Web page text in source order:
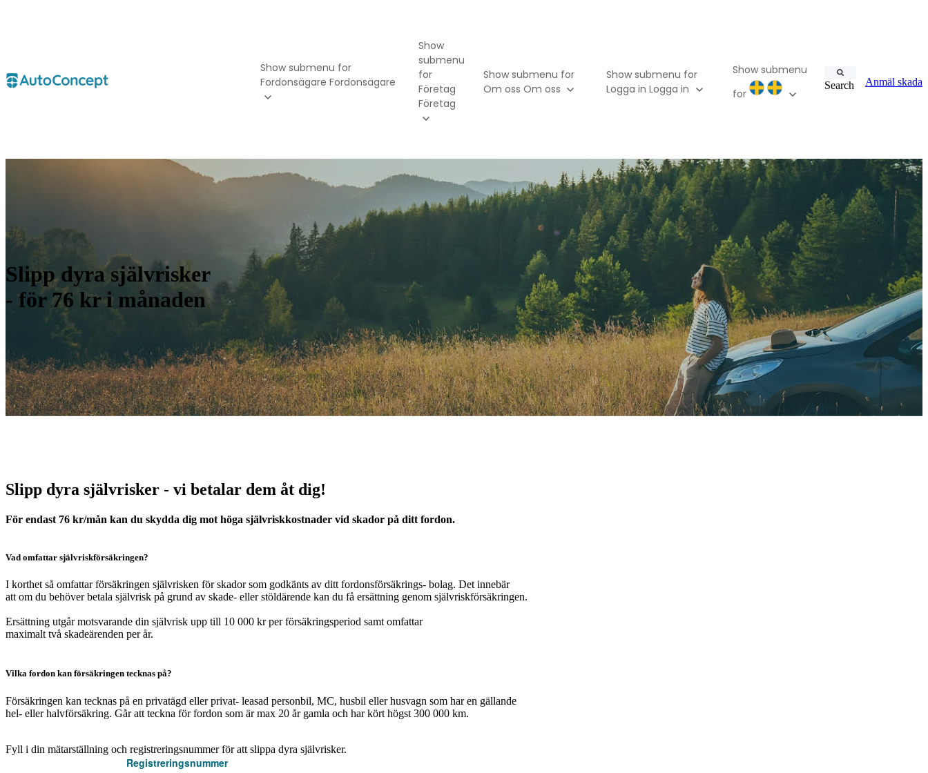
Show submenu for
Fordonsägare Fordonsägare
Show
submenu
for
Företag
Företag
Show submenu for
Om oss Om oss
Show submenu for
Logga in Logga in
Show submenu
for
Search Anmäl skada
Slipp dyra självrisker
- för 76 kr i månaden
Slipp dyra självrisker - vi betalar dem åt dig!
För endast 76 kr/mån kan du skydda dig mot höga självriskkostnader vid skador på ditt fordon.
Vad omfattar självriskförsäkringen?
I korthet så omfattar försäkringen självrisken för skador som godkänts av ditt fordonsförsäkrings- bolag. Det innebär
att om du behöver betala självrisk på grund av skade- eller stöldärende kan du få ersättning genom självriskförsäkringen.
Ersättning utgår motsvarande din självrisk upp till 10 000 kr per försäkringsperiod samt omfattar
maximalt två skadeärenden per år.
Vilka fordon kan försäkringen tecknas på?
Försäkringen kan tecknas på en privatägd eller privat- leasad personbil, MC, husbil eller husvagn som har en gällande
hel- eller halvförsäkring. Går att teckna för fordon som är max 20 år gamla och har kört högst 300 000 km.
Fyll i din mätarställning och registreringsnummer för att slippa dyra självrisker.
Registreringsnummer